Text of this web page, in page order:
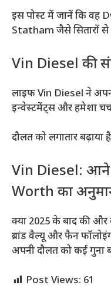
इस पोस्ट में जानें कि वह
Statham जैसे सितारों से
Vin Diesel की
लाइफ Vin Diesel ने
इन्वेस्टमेंट्स और हमेशा
दौलत को लगातार बढ़ाया
Vin Diesel: आने
Worth का
क्या 2025 के बाद की और
ब्रांड वैल्यू और फैन
अपनी दौलत को कई गुना
Post Views: 61